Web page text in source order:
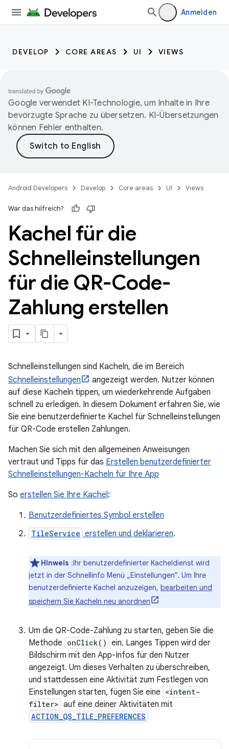
Anmelden
DEVELOP CORE AREAS UI VIEWS
Google verwendet KI-Technologie, um Inhalte in Ihre
bevorzugte Sprache zu übersetzen. KI-Übersetzungen
können Fehler enthalten.
Android Developers Develop Core areas UI Views
War das hilfreich?
Kachel für die
Schnelleinstellungen
für die QR-Code-
Zahlung erstellen
Schnelleinstellungen sind Kacheln, die im Bereich
Schnelleinstellungen
angezeigt werden. Nutzer können
auf diese Kacheln tippen, um wiederkehrende Aufgaben
schnell zu erledigen. In diesem Dokument erfahren Sie, wie
Sie eine benutzerdefinierte Kachel für Schnelleinstellungen
für QR-Code erstellen Zahlungen.
Machen Sie sich mit den allgemeinen Anweisungen
vertraut und Tipps für das Erstellen benutzerdefinierter
Schnelleinstellungen-Kacheln für Ihre App
So erstellen Sie Ihre Kachel:
Benutzerdefiniertes Symbol erstellen
TileService erstellen und deklarieren.
Hinweis :Ihr benutzerdefinierter Kacheldienst wird
jetzt in der Schnellinfo Menü „Einstellungen“. Um Ihre
benutzerdefinierte Kachel anzuzeigen, bearbeiten und
speichern Sie Kacheln neu anordnen
Um die QR-Code-Zahlung zu starten, geben Sie die
Methode onClick() ein. Langes Tippen wird der
Bildschirm mit den App-Infos für den Nutzer
angezeigt. Um dieses Verhalten zu überschreiben,
und stattdessen eine Aktivität zum Festlegen von
Einstellungen starten, fügen Sie eine <intent-
filter> auf eine deiner Aktivitäten mit
ACTION_QS_TILE_PREFERENCES